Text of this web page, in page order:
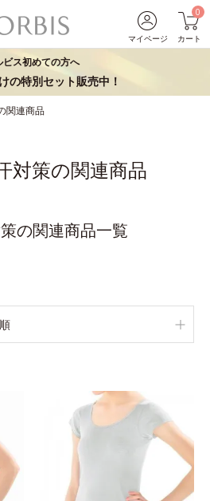
マイページ
0
カート
ビス初めての方へ
の特別セット販売中！
関連商品
対策の関連商品
の関連商品一覧